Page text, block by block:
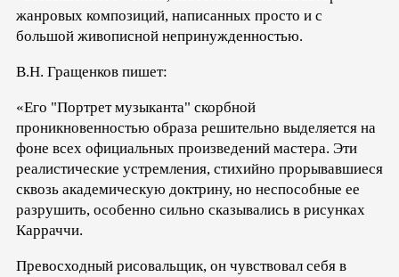
жанровых композиций, написанных просто и с
большой живописной непринужденностью.
В.Н. Гращенков пишет:
«Его "Портрет музыканта" скорбной
проникновенностью образа решительно выделяется на
фоне всех официальных произведений мастера. Эти
реалистические устремления, стихийно прорывавшиеся
сквозь академическую доктрину, но неспособные ее
разрушить, особенно сильно сказывались в рисунках
Карраччи.
Превосходный рисовальщик, он чувствовал себя в